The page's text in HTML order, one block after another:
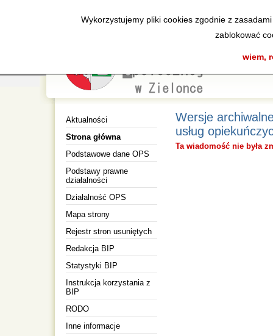
Wykorzystujemy pliki cookies zgodnie z
zablokować
wiem,
Aktualności
Strona główna
Podstawowe dane OPS
Podstawy prawne
działalności
Działalność OPS
Mapa strony
Rejestr stron usuniętych
Redakcja BIP
Statystyki BIP
Instrukcja korzystania z
BIP
RODO
Inne informacje
Wersje
usług
Ta wiadomość nie była